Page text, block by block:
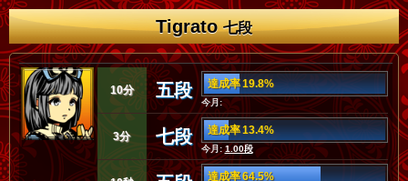
Tigrato七段
10分 五段 達成率 19.8%
今月:
3分 七段 達成率 13.4%
今月:1.00段
達成率 64.5%